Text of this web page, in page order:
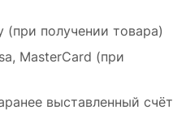
получении товара)
MasterCard (при
выставленный счёт